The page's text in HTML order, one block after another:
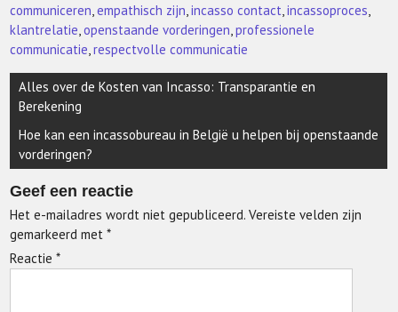
communiceren,empathisch zijn,incasso contact,incassoproces,
klantrelatie,openstaande vorderingen,professionele
communicatie,respectvolle communicatie
Berichtnavigatie
Alles over de Kosten van Incasso: Transparantie en
Berekening
Hoe kan een incassobureau in België u helpen bij openstaande
vorderingen?
Geef een reactie
Het e-mailadres wordt niet gepubliceerd. Vereiste velden zijn
gemarkeerd met*
Reactie*